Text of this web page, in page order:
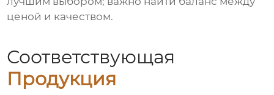
ценой и качеством.
Соответствующая
Продукция